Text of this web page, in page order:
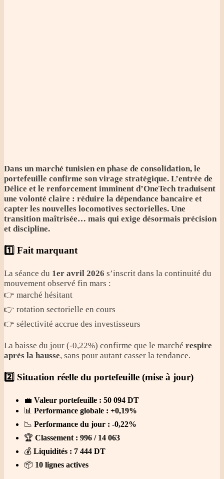
Dans un marché tunisien en phase de consolidation, le
portefeuille confirme son virage stratégique. L’entrée de
Délice et le renforcement imminent d’OneTech traduisent
une volonté claire : réduire la dépendance bancaire et
capter les nouvelles locomotives sectorielles. Une
transition maîtrisée… mais qui exige désormais précision
et discipline.
1️⃣ Fait marquant
La séance du 1er avril 2026 s’inscrit dans la continuité du
mouvement observé fin mars :
👉 marché hésitant
👉 rotation sectorielle en cours
👉 sélectivité accrue des investisseurs
La baisse du jour (-0,22%) confirme que le marché respire
après la hausse, sans pour autant casser la tendance.
2️⃣ Situation réelle du portefeuille (mise à jour)
💼 Valeur portefeuille : 50 094 DT
📊 Performance globale : +0,19%
📉 Performance du jour : -0,22%
🏆 Classement : 996 / 14 063
💰 Liquidités : 7 444 DT
📦 10 lignes actives